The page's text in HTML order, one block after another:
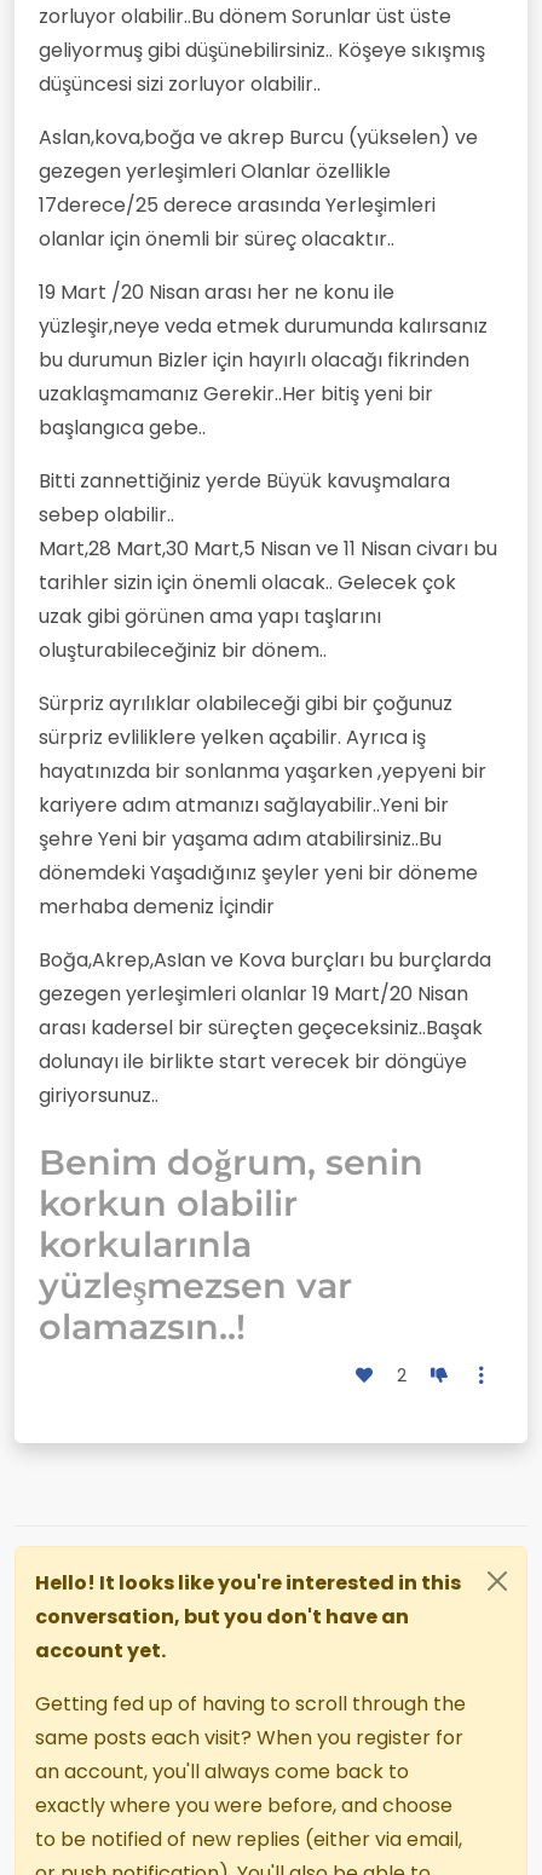
zorluyor olabilir..Bu dönem Sorunlar üst üste
geliyormuş gibi düşünebilirsiniz.. Köşeye sıkışmış
düşüncesi sizi zorluyor olabilir..
Aslan,kova,boğa ve akrep Burcu (yükselen) ve
gezegen yerleşimleri Olanlar özellikle
17derece/25 derece arasında Yerleşimleri
olanlar için önemli bir süreç olacaktır..
19 Mart /20 Nisan arası her ne konu ile
yüzleşir,neye veda etmek durumunda kalırsanız
bu durumun Bizler için hayırlı olacağı fikrinden
uzaklaşmamanız Gerekir..Her bitiş yeni bir
başlangıca gebe..
Bitti zannettiğiniz yerde Büyük kavuşmalara
sebep olabilir..
Mart,28 Mart,30 Mart,5 Nisan ve 11 Nisan civarı bu
tarihler sizin için önemli olacak.. Gelecek çok
uzak gibi görünen ama yapı taşlarını
oluşturabileceğiniz bir dönem..
Sürpriz ayrılıklar olabileceği gibi bir çoğunuz
sürpriz evliliklere yelken açabilir. Ayrıca iş
hayatınızda bir sonlanma yaşarken ,yepyeni bir
kariyere adım atmanızı sağlayabilir..Yeni bir
şehre Yeni bir yaşama adım atabilirsiniz..Bu
dönemdeki Yaşadığınız şeyler yeni bir döneme
merhaba demeniz İçindir
Boğa,Akrep,AsIan ve Kova burçları bu burçlarda
gezegen yerleşimleri olanlar 19 Mart/20 Nisan
arası kadersel bir süreçten geçeceksiniz..Başak
dolunayı ile birlikte start verecek bir döngüye
giriyorsunuz..
Benim doğrum, senin
korkun olabilir
korkularınla
yüzleşmezsen var
olamazsın..!
2
Hello! It looks like you're interested in this
conversation, but you don't have an
account yet.
Getting fed up of having to scroll through the
same posts each visit? When you register for
an account, you'll always come back to
exactly where you were before, and choose
to be notified of new replies (either via email,